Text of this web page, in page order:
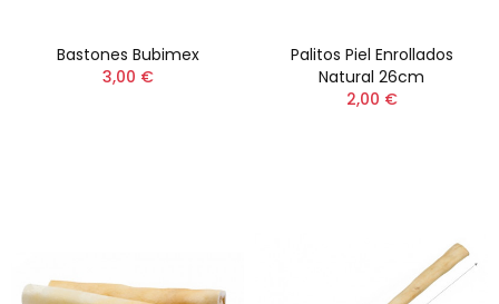
Bastones Bubimex
3,00 €
Palitos Piel Enrollados
Natural 26cm
2,00 €